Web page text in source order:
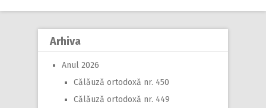
Arhiva
Anul 2026
Călăuză ortodoxă nr. 450
Călăuză ortodoxă nr. 449